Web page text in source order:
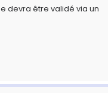
devra être validé via un